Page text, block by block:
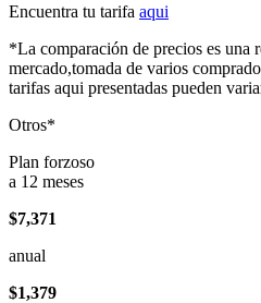
Encuentra tu tarifa aqui
*La comparación de precios es una
mercado,tomada de varios
tarifas aqui presentadas pueden
Otros*
Plan forzoso
a 12 meses
$7,371
anual
$1,379